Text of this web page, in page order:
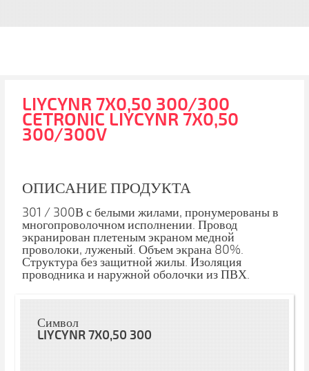
LIYCYNR 7X0,50 300/300
CETRONIC LIYCYNR 7X0,50
300/300V
ОПИСАНИЕ ПРОДУКТА
301 / 300В с белыми жилами, пронумерованы в
многопроволочном исполнении. Провод
экранирован плетеным экраном медной
проволоки, луженый. Объем экрана 80%.
Структура без защитной жилы. Изоляция
проводника и наружной оболочки из ПВХ.
Символ
LIYCYNR 7X0,50 300